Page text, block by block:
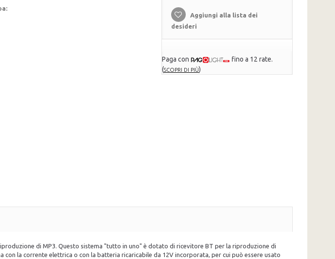
Aggiungi alla lista dei
desideri
Paga con
fino a 12 rate.
(SCOPRI DI PIÙ)
di MP3. Questo sistema "tutto in uno" è dotato di ricevitore BT per la riproduzione di
la corrente elettrica o con la batteria ricaricabile da 12V incorporata, per cui può essere usato